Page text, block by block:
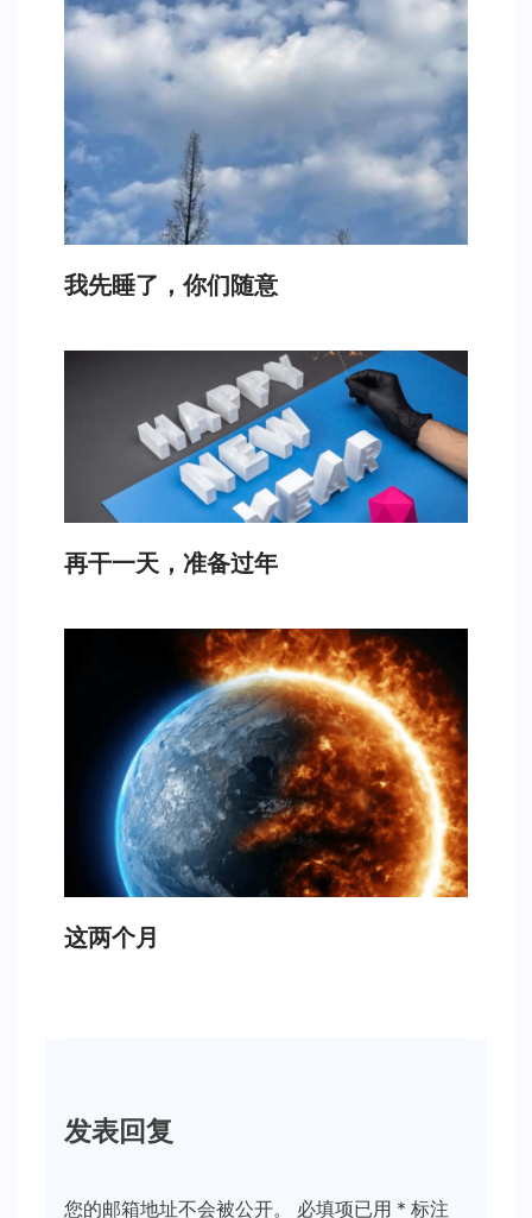
我先睡了，你们随意
再干一天，准备过年
这两个月
发表回复
您的邮箱地址不会被公开。 必填项已用 * 标注